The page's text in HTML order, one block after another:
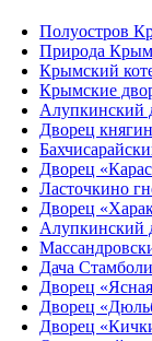
Полуостров
Природа
Крымский
Крымские
Алупкинский
Дворец
Дворец
Ласточкино
Дворец
Алупкинский
Дача
Дворец
Дворец
Дворец